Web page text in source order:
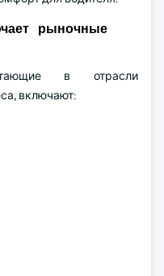
рыночные
в отрасли
включают: